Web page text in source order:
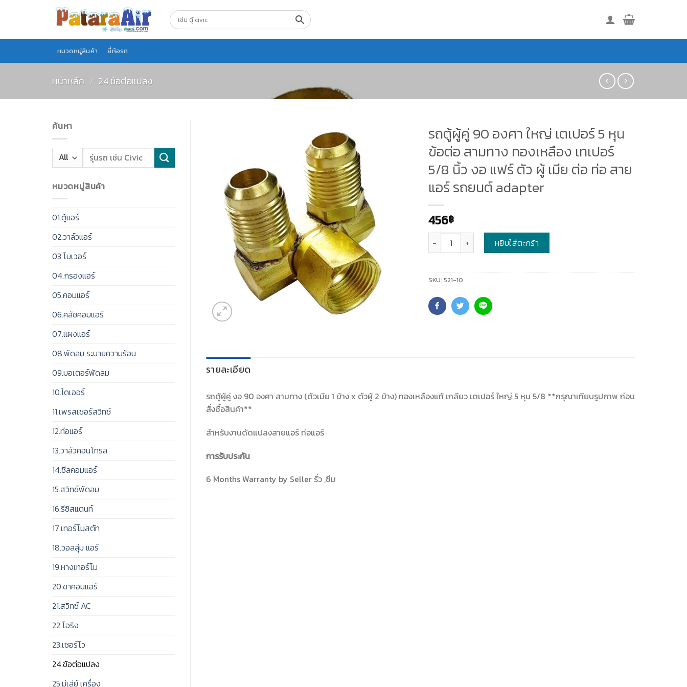
หมวดหมู่สินค้า ยี่ห้อรถ
หน้าหลัก / 24.ข้อต่อแปลง
ค้นหา
หมวดหมู่สินค้า
01.ตู้แอร์
02.วาล์วแอร์
03.โบเวอร์
04.กรองแอร์
05.คอมแอร์
06.คลัชคอมแอร์
07.แผงแอร์
08.พัดลม ระบายความร้อน
09.มอเตอร์พัดลม
10.ไดเออร์
11.เพรสเชอร์สวิทช์
12.ท่อแอร์
13.วาล์วคอนโทรล
14.ซีลคอมแอร์
15.สวิทช์พัดลม
16.รีซิสแตนท์
17.เทอร์โมสตัท
18.วอลลุ่ม แอร์
19.หางเทอร์โม
20.ขาคอมแอร์
21.สวิทช์ AC
22.โอริง
23.เซอร์โว
24.ข้อต่อแปลง
25.มู่เล่ย์ เครื่อง
รถตู้ผู้คู่ 90 องศา ใหญ่ เตเปอร์ 5 หุน
ข้อต่อ สามทาง ทองเหลือง เทเปอร์
5/8 นิ้ว งอ แฟร์ ตัว ผู้ เมีย ต่อ ท่อ สาย
แอร์ รถยนต์ adapter
456฿
หยิบใส่ตะกร้า
SKU: 521-10
รายละเอียด
รถตู้ผู้คู่ งอ 90 องศา สามทาง (ตัวเมีย 1 ข้าง x ตัวผู้ 2 ข้าง) ทองเหลืองแท้ เกลียว เตเปอร์ ใหญ่ 5 หุน 5/8 **กรุณาเทียบรูปภาพ ก่อน
สั่งซื้อสินค้า**
สำหรับงานดัดแปลงสายแอร์ ท่อแอร์
การรับประกัน
6 Months Warranty by Seller รั่ว ,ซึม